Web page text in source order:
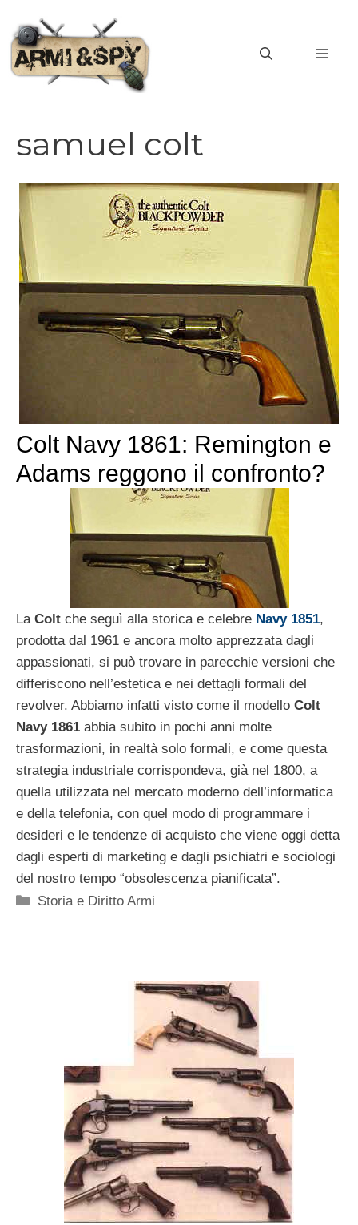
contenuto
samuel colt
Colt Navy 1861: Remington e
Adams reggono il confronto?
La Colt che seguì alla storica e celebre Navy 1851,
prodotta dal 1961 e ancora molto apprezzata dagli
appassionati, si può trovare in parecchie versioni che
differiscono nell’estetica e nei dettagli formali del
revolver. Abbiamo infatti visto come il modello Colt
Navy 1861 abbia subito in pochi anni molte
trasformazioni, in realtà solo formali, e come questa
strategia industriale corrispondeva, già nel 1800, a
quella utilizzata nel mercato moderno dell’informatica
e della telefonia, con quel modo di programmare i
desideri e le tendenze di acquisto che viene oggi detta
dagli esperti di marketing e dagli psichiatri e sociologi
del nostro tempo “obsolescenza pianificata”.
Categorie
Storia e Diritto Armi